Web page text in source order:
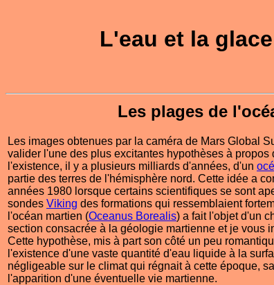
L'eau et la
Les plages de
Les images obtenues par la caméra de Mars Global
valider l'une des plus excitantes hypothèses à propos
l'existence, il y a plusieurs milliards d'années, d'un
partie des terres de l'hémisphère nord. Cette idée a
années 1980 lorsque certains scientifiques se sont
sondes Viking des formations qui ressemblaient
l'océan martien (Oceanus Borealis) a fait l'objet d'un
section consacrée à la géologie martienne et je vous
Cette hypothèse, mis à part son côté un peu
l'existence d'une vaste quantité d'eau liquide à la
négligeable sur le climat qui régnait à cette époque,
l'apparition d'une éventuelle vie martienne.